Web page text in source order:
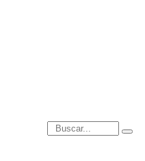
Introduce términos de